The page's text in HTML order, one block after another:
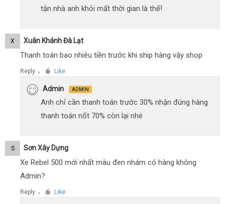
tận nhà anh khỏi mất thời gian là thế!
X Xuân Khánh Đà Lạt
Thanh toán bao nhiêu tiền trước khi ship hàng vậy shop
Reply ● Like
Admin ADMIN
Anh chỉ cần thanh toán trước 30% nhận đúng hàng
thanh toán nốt 70% còn lại nhé
S Sơn Xây Dựng
Xe Rebel 500 mới nhất màu đen nhám có hàng không
Admin?
Reply ● Like